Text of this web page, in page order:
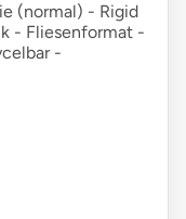
(normal) - Rigid
- Fliesenformat -
-